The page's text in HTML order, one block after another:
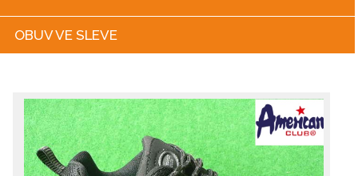
OBUV VE SLEVE